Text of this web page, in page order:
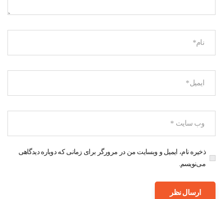
ذخیره نام، ایمیل و وبسایت من در مرورگر برای زمانی که دوباره دیدگاهی
می‌نویسم.